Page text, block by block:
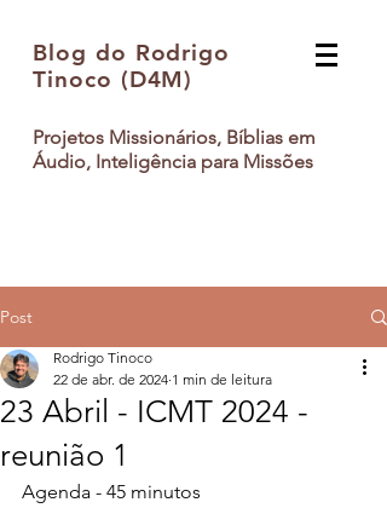
Blog do Rodrigo
Tinoco (D4M)
Projetos Missionários, Bíblias em
Áudio, Inteligência para Missões
Post
23 Abril - ICMT 2024 -
reunião 1
Rodrigo Tinoco
22 de abr. de 2024 1 min de leitura
Agenda - 45 minutos